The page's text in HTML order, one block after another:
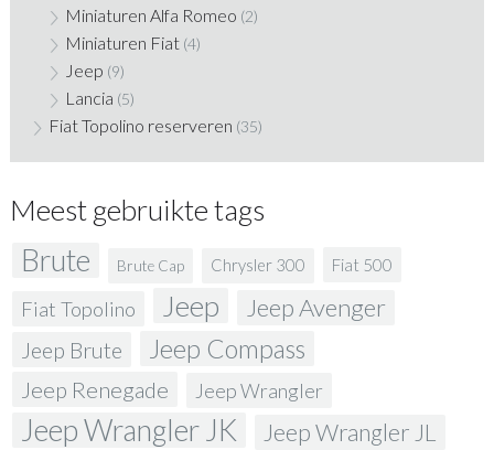
Miniaturen Alfa Romeo (2)
Miniaturen Fiat (4)
Jeep (9)
Lancia (5)
Fiat Topolino reserveren (35)
Meest gebruikte tags
Brute Brute Cap Chrysler 300 Fiat 500
Fiat Topolino Jeep Jeep Avenger
Jeep Brute Jeep Compass
Jeep Renegade Jeep Wrangler
Jeep Wrangler JK Jeep Wrangler JL